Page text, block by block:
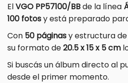
ElVGO PP57100/BBde la línea
100 fotosy está preparado
Con 50 páginasy estructura de
su formato de20.5 x 15 x 5 cm
Si buscás un álbum directo al
desde el primer momento.